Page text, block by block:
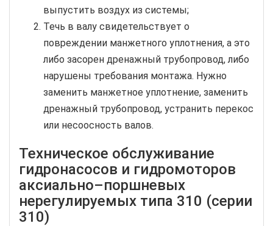
выпустить воздух из системы;
Течь в валу свидетельствует о
повреждении манжетного уплотнения, а это
либо засорен дренажный трубопровод, либо
нарушены требования монтажа. Нужно
заменить манжетное уплотнение, заменить
дренажный трубопровод, устранить перекос
или несоосность валов.
Техническое обслуживание
гидронасосов и гидромоторов
аксиально–поршневых
нерегулируемых типа 310 (серии
310)